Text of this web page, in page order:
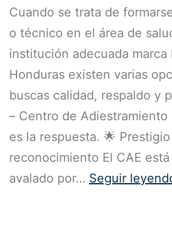
Cuando se trata de
o técnico en el área de
institución adecuada marca
Honduras existen varias
buscas calidad, respaldo y
– Centro de Adiestramiento
es la respuesta. 🌟
reconocimiento El CAE
avalado por… Seguir